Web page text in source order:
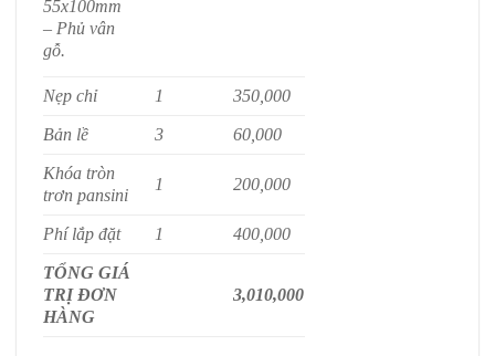
55x100mm
– Phủ vân
gỗ.
Nẹp chỉ 1 350,000
Bản lề 3 60,000
Khóa tròn
trơn pansini
1 200,000
Phí lắp đặt 1 400,000
TỔNG GIÁ
TRỊ ĐƠN
HÀNG
3,010,000